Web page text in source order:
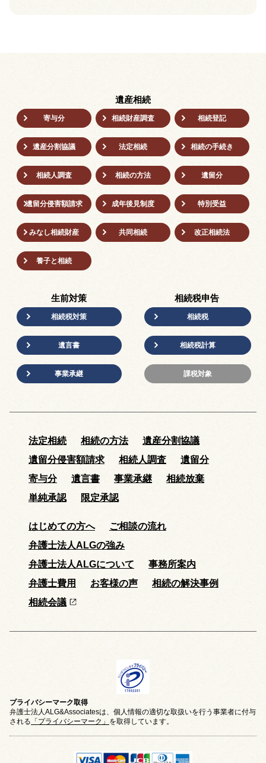
遺産相続
寄与分 相続財産調査 相続登記
遺産分割協議 法定相続 相続の⼿続き
相続人調査 相続の方法 遺留分
遺留分侵害額請求 成年後⾒制度 特別受益
みなし相続財産 共同相続 改正相続法
養子と相続
生前対策
相続税対策
遺言書
事業承継
相続税申告
相続税
相続税計算
課税対象
法定相続 相続の方法
遺産分割協議
遺留分侵害額請求
相続人調査
遺留分
寄与分
遺言書 事業承継
相続放棄
単純承認
限定承認
はじめての方へ
ご相談の流れ
弁護士法人ALGの強み
弁護士法人ALGについて
事務所案内
弁護士費用
お客様の声
相続の解決事例
相続会議
プライバシーマーク取得
弁護士法人ALG&Associatesは、個人情報の適切な取扱いを行う事業者に付与
される 「プライバシーマーク」 を取得しています。